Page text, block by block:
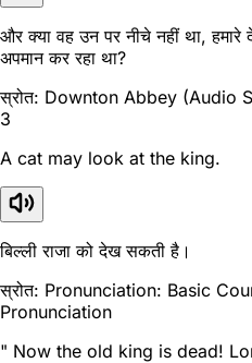
और क्या वह उन पर नीचे नहीं था, हमारे
अपमान कर रहा था?
स्रोत: Downton Abbey (Audio
3
A cat may look at the king.
बिल्ली राजा को देख सकती है।
स्रोत: Pronunciation: Basic
Pronunciation
" Now the old king is dead!